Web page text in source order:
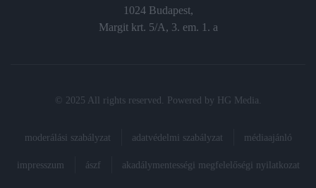
1024 Budapest,
Margit krt. 5/A, 3. em. 1. a
© 2025 All rights reserved. Powered by HG Media
moderálási szabályzat adatvédelmi szabályzat médiaajánló
impresszum ászf akadálymentességi megfelelőségi nyilatkozat